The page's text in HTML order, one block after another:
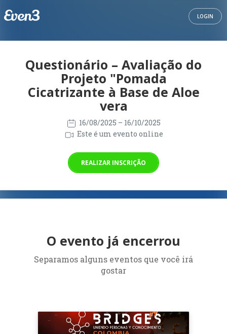
LOGIN
Questionário – Avaliação do
Projeto "Pomada
Cicatrizante à Base de Aloe
vera
16/08/2025 – 16/10/2025
Este é um evento online
REALIZAR INSCRIÇÃO
O evento já encerrou
Separamos alguns eventos que você irá
gostar